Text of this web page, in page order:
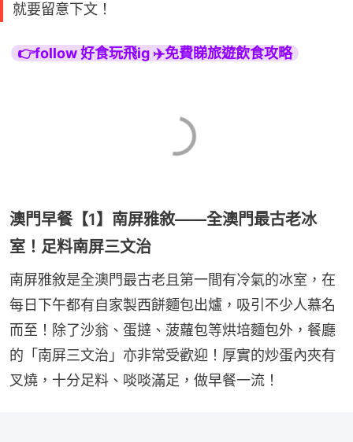
就要留意下文！
👉follow 好食玩飛ig ✈️免費睇旅遊飲食攻略
澳門早餐【1】南屏雅敘——全澳門最古老冰
室！足料南屏三文治
南屏雅敘是全澳門最古老且第一間有冷氣的冰室，在
每日下午都有自家製西餅麵包出爐，吸引不少人慕名
而至！除了沙翁、蛋撻、菠蘿包等烘培麵包外，餐廳
的「南屏三文治」亦非常受歡迎！厚實的炒蛋內夾有
叉燒，十分足料、啖啖滿足，做早餐一流！